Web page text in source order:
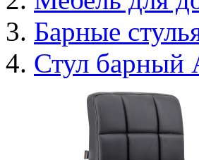
Барные
Стул